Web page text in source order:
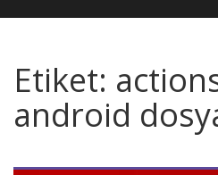
Etiket:
android